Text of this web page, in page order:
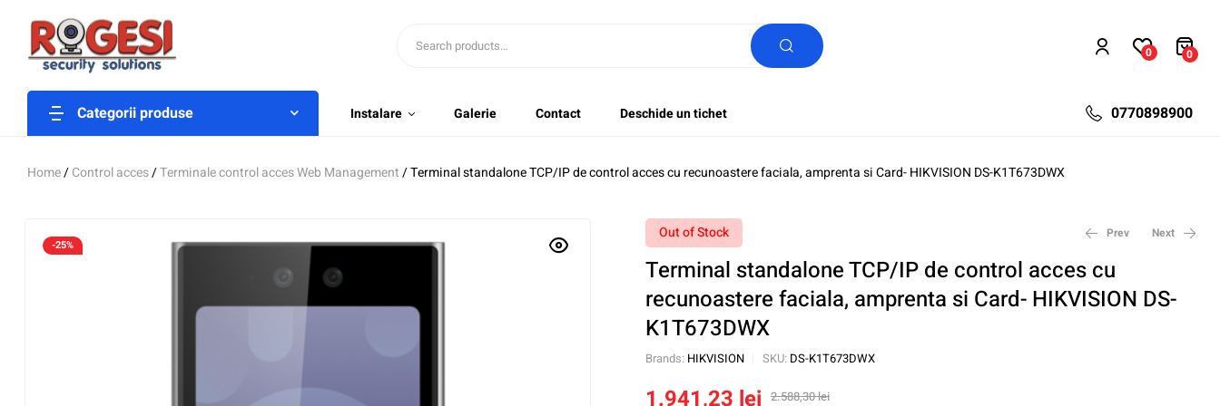
0 0
Categorii produse Instalare Galerie Contact Deschide un tichet 0770898900
Home/Control acces/Terminale control acces Web Management/ Terminal standalone TCP/IP de control acces cu recunoastere faciala, amprenta si Card- HIKVISION DS-K1T673DWX
-25%
Out of Stock Prev
1.225,90lei
784,80lei
Next
685,10lei
513,83lei
Terminal standalone TCP/IP de control acces cu
recunoastere faciala, amprenta si Card- HIKVISION DS-
K1T673DWX
Brands: HIKVISION SKU: DS-K1T673DWX
2.588,30lei
1.941,23 lei